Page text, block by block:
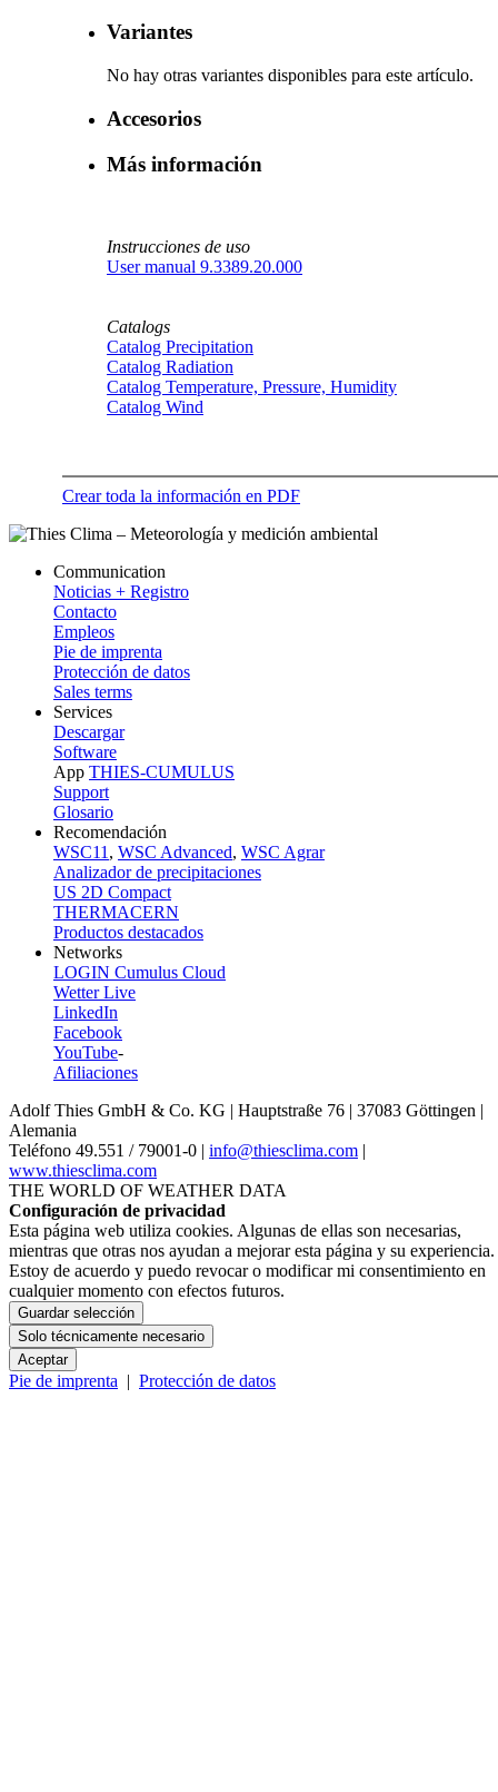
Variantes
No hay otras variantes disponibles para este artículo.
Accesorios
Más información
Instrucciones de uso
User manual 9.3389.20.000
Catalogs
Catalog Precipitation
Catalog Radiation
Catalog Temperature, Pressure, Humidity
Catalog Wind
Crear toda la información en PDF
Communication
Noticias + Registro
Contacto
Empleos
Pie de imprenta
Protección de datos
Sales terms
Services
Descargar
Software
App THIES-CUMULUS
Support
Glosario
Recomendación
WSC11 , WSC Advanced, WSC Agrar
Analizador de precipitaciones
US 2D Compact
THERMACERN
Productos destacados
Networks
LOGIN Cumulus Cloud
Wetter Live
LinkedIn
Facebook
YouTube-
Afiliaciones
Adolf Thies GmbH & Co. KG | Hauptstraße 76 | 37083 Göttingen |
Alemania
Teléfono 49.551 /­ 79001-0 | info@thiesclima.com |
www.thiesclima.com
THE WORLD OF WEATHER DATA
Configuración de privacidad
Esta página web utiliza cookies. Algunas de ellas son necesarias,
mientras que otras nos ayudan a mejorar esta página y su experiencia.
Estoy de acuerdo y puedo revocar o modificar mi consentimiento en
cualquier momento con efectos futuros.
Guardar selección
Solo técnicamente necesario
Aceptar
Pie de imprenta | Protección de datos